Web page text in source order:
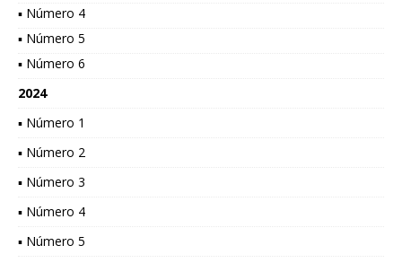
▪ Número 4
▪ Número 5
▪ Número 6
2024
▪ Número 1
▪ Número 2
▪ Número 3
▪ Número 4
▪ Número 5